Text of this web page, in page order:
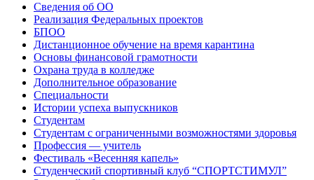
Сведения об ОО
Реализация Федеральных проектов
БПОО
Дистанционное обучение на время карантина
Основы финансовой грамотности
Охрана труда в колледже
Дополнительное образование
Специальности
Истории успеха выпускников
Студентам
Студентам с ограниченными возможностями здоровья
Профессия — учитель
Фестиваль «Весенняя капель»
Студенческий спортивный клуб “СПОРТСТИМУЛ”